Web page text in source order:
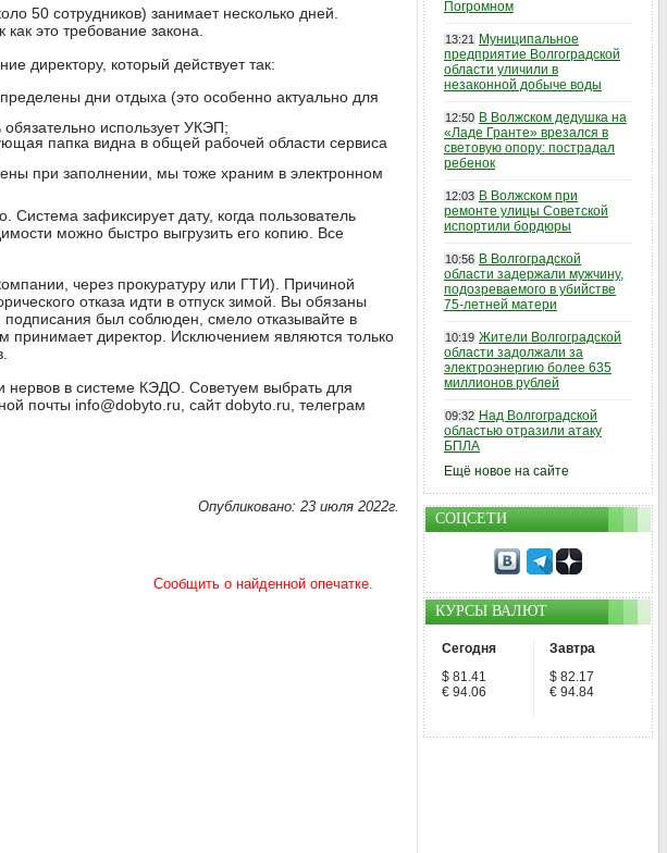
50 сотрудников) занимает несколько дней.
это требование закона.
директору, который действует так:
дни отдыха (это особенно актуально для
использует УКЭП;
папка видна в общей рабочей области сервиса
при заполнении, мы тоже храним в электронном
зафиксирует дату, когда пользователь
можно быстро выгрузить его копию. Все
через прокуратуру или ГТИ). Причиной
отказа идти в отпуск зимой. Вы обязаны
был соблюден, смело отказывайте в
директор. Исключением являются только
нервов в системе КЭДО. Советуем выбрать для
почты info@dobyto.ru, сайт dobyto.ru, телеграм
Опубликовано: 23 июля 2022г.
Погромном
13:21
Муниципальное
предприятие Волгоградской
области уличили в
незаконной добыче воды
12:50 В Волжском дедушка на
«Ладе Гранте» врезался в
световую опору: пострадал
ребенок
12:03 В Волжском при
ремонте улицы Советской
испортили бордюры
10:56 В Волгоградской
области задержали мужчину,
подозреваемого в убийстве
75-летней матери
10:19 Жители Волгоградской
области задолжали за
электроэнергию более 635
миллионов рублей
09:32 Над Волгоградской
областью отразили атаку
БПЛА
Ещё новое на сайте
СОЦСЕТИ
КУРСЫ ВАЛЮТ
Сегодня
$ 81.41
€ 94.06
Завтра
$ 82.17
€ 94.84